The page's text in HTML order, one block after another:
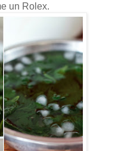
un Rolex.